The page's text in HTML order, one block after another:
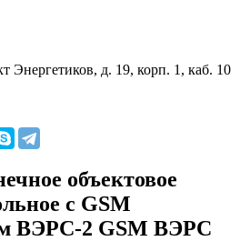
Энергетиков, д. 19, корп. 1, каб. 10
объектовое
с GSM
ВЭРС-2 GSM ВЭРС